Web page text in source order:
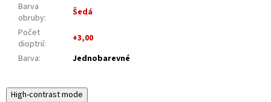
Barva
obruby:
Šedá
Počet
dioptrií:
+3,00
Barva: Jednobarevné
High-contrast mode